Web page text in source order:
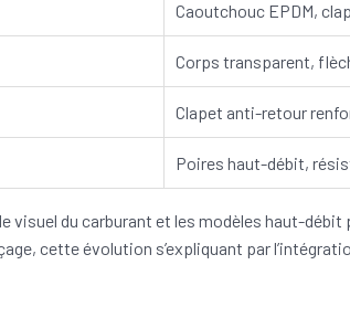
Caoutchouc EPDM,
Corps transparent,
Clapet anti-retour
Poires haut-débit,
du carburant et les modèles haut-débit
cette évolution s’expliquant par